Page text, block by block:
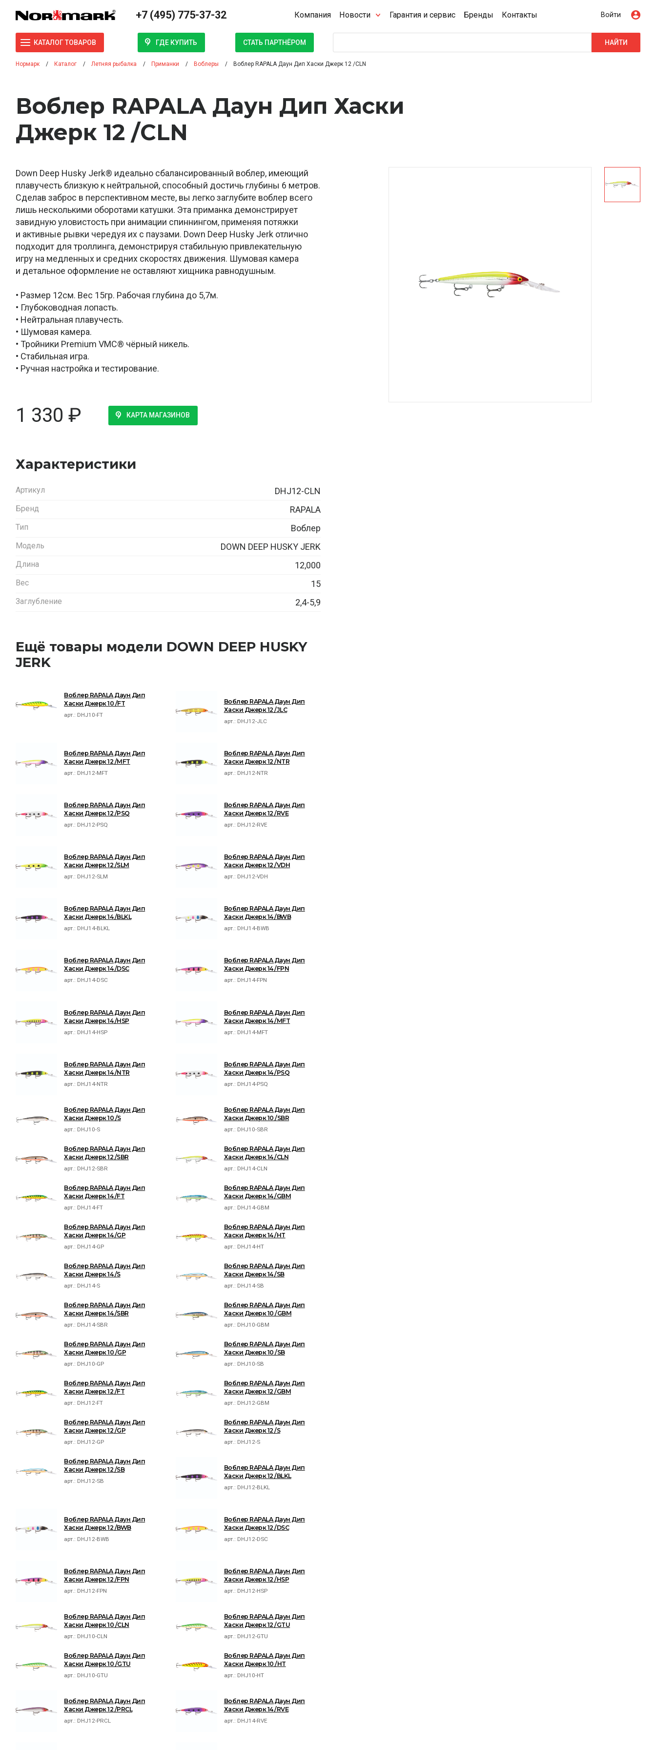
+7 (495) 775-37-32 Компания Новости Гарантия и сервис Бренды Контакты Войти
КАТАЛОГ ТОВАРОВ ГДЕ КУПИТЬ СТАТЬ ПАРТНЁРОМ НАЙТИ
Нормарк Каталог Летняя рыбалка Приманки Воблеры Воблер RAPALA Даун Дип Хаски Джерк 12 /CLN
Воблер RAPALA Даун Дип Хаски
Джерк 12 /CLN
Down Deep Husky Jerk® идеально сбалансированный воблер, имеющий
плавучесть близкую к нейтральной, способный достичь глубины 6 метров.
Сделав заброс в перспективном месте, вы легко заглубите воблер всего
лишь несколькими оборотами катушки. Эта приманка демонстрирует
завидную уловистость при анимации спиннингом, применяя потяжки
и активные рывки чередуя их с паузами. Down Deep Husky Jerk отлично
подходит для троллинга, демонстрируя стабильную привлекательную
игру на медленных и средних скоростях движения. Шумовая камера
и детальное оформление не оставляют хищника равнодушным.
• Размер 12см. Вес 15гр. Рабочая глубина до 5,7м.
• Глубоководная лопасть.
• Нейтральная плавучесть.
• Шумовая камера.
• Тройники Premium VMC® чёрный никель.
• Стабильная игра.
• Ручная настройка и тестирование.
1 330 ₽ КАРТА МАГАЗИНОВ
Характеристики
Артикул DHJ12-CLN
Бренд RAPALA
Тип Воблер
Модель DOWN DEEP HUSKY JERK
Длина 12,000
Вес 15
Заглубление 2,4-5,9
Ещё товары модели DOWN DEEP HUSKY
JERK
Воблер RAPALA Даун Дип
Хаски Джерк 10 /FT
арт.: DHJ10-FT
Воблер RAPALA Даун Дип
Хаски Джерк 12 /JLC
арт.: DHJ12-JLC
Воблер RAPALA Даун Дип
Хаски Джерк 12 /MFT
арт.: DHJ12-MFT
Воблер RAPALA Даун Дип
Хаски Джерк 12 /NTR
арт.: DHJ12-NTR
Воблер RAPALA Даун Дип
Хаски Джерк 12 /PSQ
арт.: DHJ12-PSQ
Воблер RAPALA Даун Дип
Хаски Джерк 12 /RVE
арт.: DHJ12-RVE
Воблер RAPALA Даун Дип
Хаски Джерк 12 /SLM
арт.: DHJ12-SLM
Воблер RAPALA Даун Дип
Хаски Джерк 12 /VDH
арт.: DHJ12-VDH
Воблер RAPALA Даун Дип
Хаски Джерк 14 /BLKL
арт.: DHJ14-BLKL
Воблер RAPALA Даун Дип
Хаски Джерк 14 /BWB
арт.: DHJ14-BWB
Воблер RAPALA Даун Дип
Хаски Джерк 14 /DSC
арт.: DHJ14-DSC
Воблер RAPALA Даун Дип
Хаски Джерк 14 /FPN
арт.: DHJ14-FPN
Воблер RAPALA Даун Дип
Хаски Джерк 14 /HSP
арт.: DHJ14-HSP
Воблер RAPALA Даун Дип
Хаски Джерк 14 /MFT
арт.: DHJ14-MFT
Воблер RAPALA Даун Дип
Хаски Джерк 14 /NTR
арт.: DHJ14-NTR
Воблер RAPALA Даун Дип
Хаски Джерк 14 /PSQ
арт.: DHJ14-PSQ
Воблер RAPALA Даун Дип
Хаски Джерк 10 /S
арт.: DHJ10-S
Воблер RAPALA Даун Дип
Хаски Джерк 10 /SBR
арт.: DHJ10-SBR
Воблер RAPALA Даун Дип
Хаски Джерк 12 /SBR
арт.: DHJ12-SBR
Воблер RAPALA Даун Дип
Хаски Джерк 14 /CLN
арт.: DHJ14-CLN
Воблер RAPALA Даун Дип
Хаски Джерк 14 /FT
арт.: DHJ14-FT
Воблер RAPALA Даун Дип
Хаски Джерк 14 /GBM
арт.: DHJ14-GBM
Воблер RAPALA Даун Дип
Хаски Джерк 14 /GP
арт.: DHJ14-GP
Воблер RAPALA Даун Дип
Хаски Джерк 14 /HT
арт.: DHJ14-HT
Воблер RAPALA Даун Дип
Хаски Джерк 14 /S
арт.: DHJ14-S
Воблер RAPALA Даун Дип
Хаски Джерк 14 /SB
арт.: DHJ14-SB
Воблер RAPALA Даун Дип
Хаски Джерк 14 /SBR
арт.: DHJ14-SBR
Воблер RAPALA Даун Дип
Хаски Джерк 10 /GBM
арт.: DHJ10-GBM
Воблер RAPALA Даун Дип
Хаски Джерк 10 /GP
арт.: DHJ10-GP
Воблер RAPALA Даун Дип
Хаски Джерк 10 /SB
арт.: DHJ10-SB
Воблер RAPALA Даун Дип
Хаски Джерк 12 /FT
арт.: DHJ12-FT
Воблер RAPALA Даун Дип
Хаски Джерк 12 /GBM
арт.: DHJ12-GBM
Воблер RAPALA Даун Дип
Хаски Джерк 12 /GP
арт.: DHJ12-GP
Воблер RAPALA Даун Дип
Хаски Джерк 12 /S
арт.: DHJ12-S
Воблер RAPALA Даун Дип
Хаски Джерк 12 /SB
арт.: DHJ12-SB
Воблер RAPALA Даун Дип
Хаски Джерк 12 /BLKL
арт.: DHJ12-BLKL
Воблер RAPALA Даун Дип
Хаски Джерк 12 /BWB
арт.: DHJ12-BWB
Воблер RAPALA Даун Дип
Хаски Джерк 12 /DSC
арт.: DHJ12-DSC
Воблер RAPALA Даун Дип
Хаски Джерк 12 /FPN
арт.: DHJ12-FPN
Воблер RAPALA Даун Дип
Хаски Джерк 12 /HSP
арт.: DHJ12-HSP
Воблер RAPALA Даун Дип
Хаски Джерк 10 /CLN
арт.: DHJ10-CLN
Воблер RAPALA Даун Дип
Хаски Джерк 12 /GTU
арт.: DHJ12-GTU
Воблер RAPALA Даун Дип
Хаски Джерк 10 /GTU
арт.: DHJ10-GTU
Воблер RAPALA Даун Дип
Хаски Джерк 10 /HT
арт.: DHJ10-HT
Воблер RAPALA Даун Дип
Хаски Джерк 12 /PRCL
арт.: DHJ12-PRCL
Воблер RAPALA Даун Дип
Хаски Джерк 14 /RVE
арт.: DHJ14-RVE